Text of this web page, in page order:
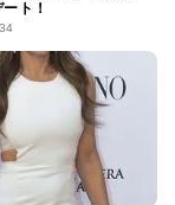
ト！